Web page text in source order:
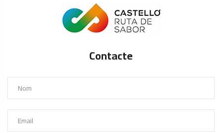
Contacte